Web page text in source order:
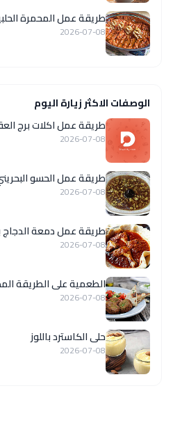
طريقة عمل المحمرة
2026-07-08
الوصفات الاكثر زيارة اليوم
طريقة عمل اكلات برج
2026-07-08
طريقة عمل الحسو
2026-07-08
طريقة عمل دمعة الدجاج
2026-07-08
الطعمية على الطريقة
2026-07-08
حلى الكاسترد باللوز
2026-07-08